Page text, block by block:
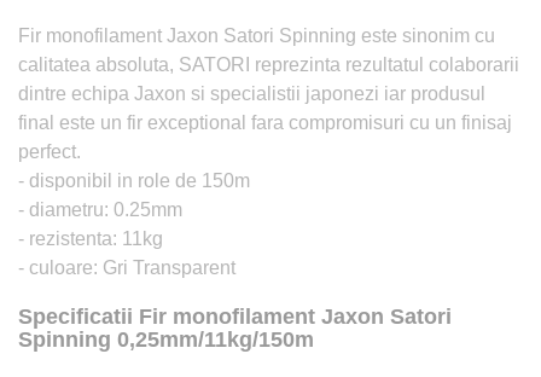
Fir monofilament Jaxon Satori Spinning este sinonim cu
calitatea absoluta, SATORI reprezinta rezultatul colaborarii
dintre echipa Jaxon si specialistii japonezi iar produsul
final este un fir exceptional fara compromisuri cu un finisaj
perfect.
- disponibil in role de 150m
- diametru: 0.25mm
- rezistenta: 11kg
- culoare: Gri Transparent
Specificatii Fir monofilament Jaxon Satori
Spinning 0,25mm/11kg/150m